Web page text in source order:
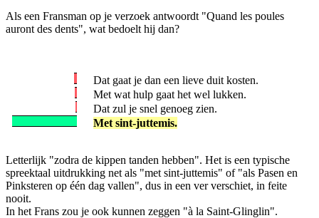
Als een Fransman op je verzoek antwoordt "Quand les poules
auront des dents", wat bedoelt hij dan?
Dat gaat je dan een lieve duit kosten.
Met wat hulp gaat het wel lukken.
Dat zul je snel genoeg zien.
Met sint-juttemis.
Letterlijk "zodra de kippen tanden hebben". Het is een typische
spreektaal uitdrukking net als "met sint-juttemis" of "als Pasen en
Pinksteren op één dag vallen", dus in een ver verschiet, in feite
nooit.
In het Frans zou je ook kunnen zeggen "à la Saint-Glinglin".